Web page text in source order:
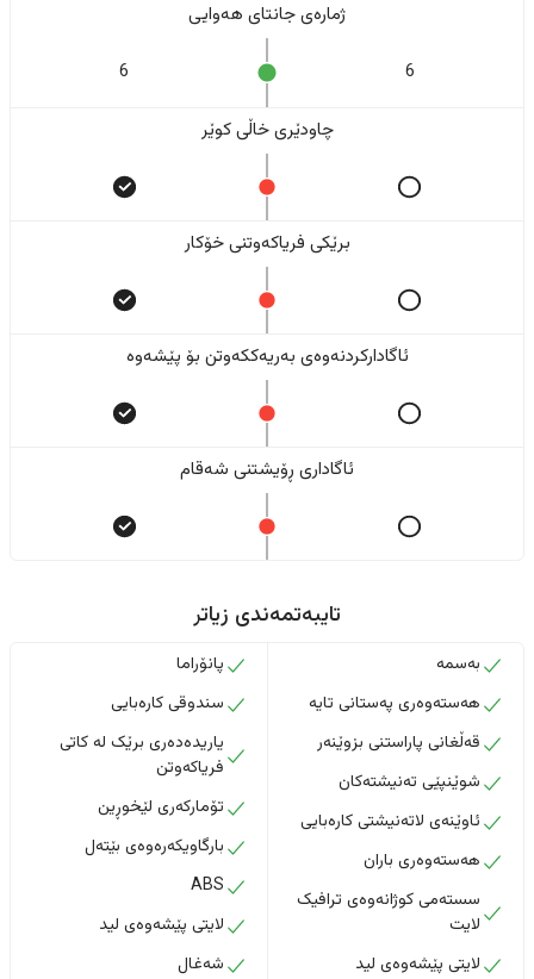
ژمارەی جانتای هەوایی
6
6
چاودێری خاڵی کوێر
برێکی فریاکەوتنی خۆکار
ئاگادارکردنەوەی بەریەککەوتن بۆ پێشەوە
ئاگاداری ڕۆیشتنی شەقام
تایبەتمەندی زیاتر
بەسمە
هەستەوەری پەستانی تایە
قەڵغانی پاراستنی بزوێنەر
شوێنپێی تەنیشتەکان
ئاوێنەی لاتەنیشتی کارەبایی
هەستەوەری باران
سستەمی کوژانەوەی ترافیک
لایت
لایتی پێشەوەی لید
پانۆراما
سندوقی کارەبایی
یاریدەدەری برێک لە کاتی
فریاکەوتن
تۆمارکەری لێخوڕین
بارگاویکەرەوەی بێتەل
ABS
لایتی پێشەوەی لید
شەغال